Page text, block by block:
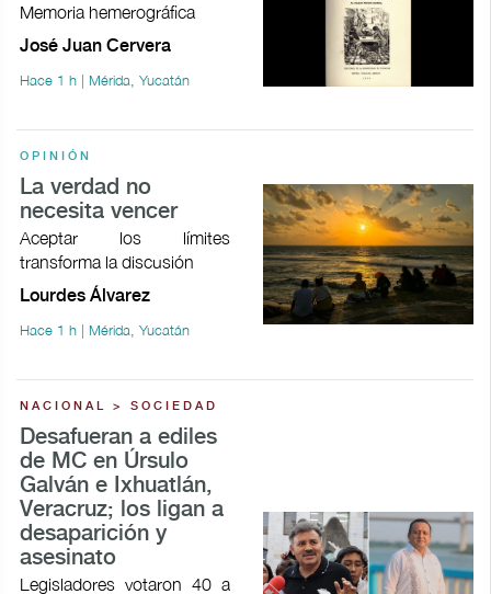
Memoria hemerográfica
José Juan Cervera
Hace 1 h | Mérida, Yucatán
OPINIÓN
La verdad no
necesita vencer
Aceptar los límites
transforma la discusión
Lourdes Álvarez
Hace 1 h | Mérida, Yucatán
NACIONAL > SOCIEDAD
Desafueran a ediles
de MC en Úrsulo
Galván e Ixhuatlán,
Veracruz; los ligan a
desaparición y
asesinato
Legisladores votaron 40 a